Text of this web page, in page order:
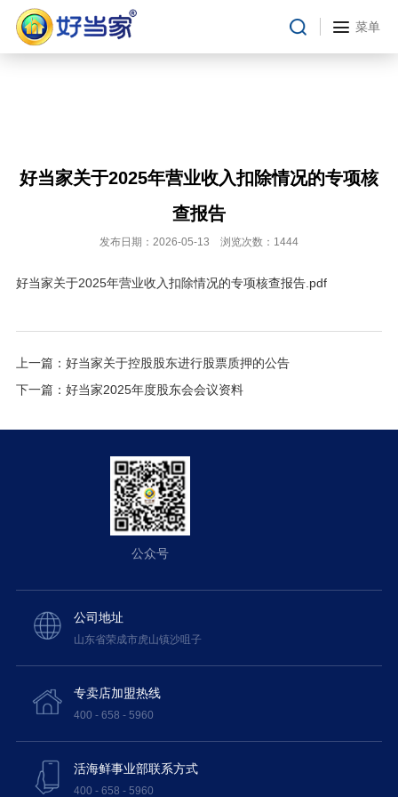
菜单
在线留言
财务摘要
好当家关于2025年营业收入扣除情况的专项核
查报告
发布日期：2026-05-13 浏览次数：1444
好当家关于2025年营业收入扣除情况的专项核查报告.pdf
上一篇： 好当家关于控股股东进行股票质押的公告
下一篇： 好当家2025年度股东会会议资料
公众号
公司地址
山东省荣成市虎山镇沙咀子
专卖店加盟热线
400 - 658 - 5960
活海鲜事业部联系方式
400 - 658 - 5960